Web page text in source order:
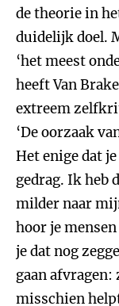
de theorie in
duidelijk doel.
‘het meest
heeft Van
extreem
‘De oorzaak
Het enige dat
gedrag. Ik heb
milder naar
hoor je
je dat nog
gaan afvragen:
misschien